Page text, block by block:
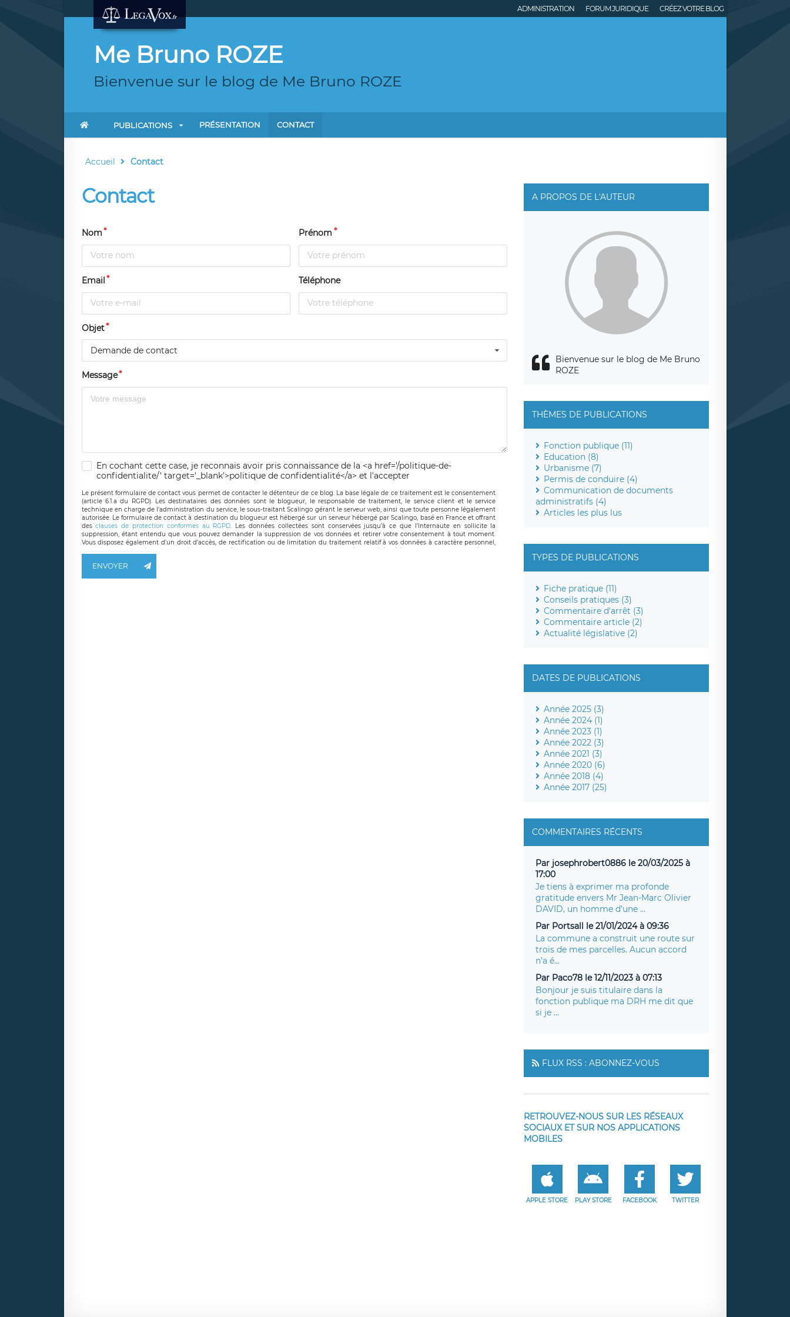
ADMINISTRATION FORUM JURIDIQUE CRÉEZ VOTRE BLOG
Me Bruno ROZE
Bienvenue sur le blog de Me Bruno ROZE
PUBLICATIONS PRÉSENTATION CONTACT
Accueil Contact
Contact
Nom Prénom
Email Téléphone
Objet
Demande de contact
Message
En cochant cette case, je reconnais avoir pris connaissance de la <a href='/politique-de-
confidentialite/' target='_blank'>politique de confidentialité</a> et l'accepter
Le présent formulaire de contact vous permet de contacter le détenteur de ce blog. La base légale de ce traitement est le consentement
(article 6.1.a du RGPD). Les destinataires des données sont le blogueur, le responsable de traitement, le service client et le service
technique en charge de l’administration du service, le sous-traitant Scalingo gérant le serveur web, ainsi que toute personne légalement
autorisée. Le formulaire de contact à destination du blogueur est hébergé sur un serveur hébergé par Scalingo, basé en France et offrant
desclauses de protection conformes au RGPD. Les données collectées sont conservées jusqu’à ce que l’Internaute en sollicite la
suppression, étant entendu que vous pouvez demander la suppression de vos données et retirer votre consentement à tout moment.
Vous disposez également d’un droit d’accès, de rectification ou de limitation du traitement relatif à vos données à caractère personnel,
responsable de traitement est la société LÉGAVOX, sis 9 rue Léopold Sédar Senghor, joignable à l’adresse mail :
ENVOYER
A PROPOS DE L'AUTEUR
Bienvenue sur le blog de Me Bruno
ROZE
THÈMES DE PUBLICATIONS
Fonction publique (11)
Education (8)
Urbanisme (7)
Permis de conduire (4)
Communication de documents
administratifs (4)
Articles les plus lus
TYPES DE PUBLICATIONS
Fiche pratique (11)
Conseils pratiques (3)
Commentaire d'arrêt (3)
Commentaire article (2)
Actualité législative (2)
DATES DE PUBLICATIONS
Année 2025 (3)
Année 2024 (1)
Année 2023 (1)
Année 2022 (3)
Année 2021 (3)
Année 2020 (6)
Année 2018 (4)
Année 2017 (25)
COMMENTAIRES RÉCENTS
Par josephrobert0886 le 20/03/2025 à
17:00
Je tiens à exprimer ma profonde
gratitude envers Mr Jean-Marc Olivier
DAVID, un homme d’une ...
Par Portsall le 21/01/2024 à 09:36
La commune a construit une route sur
trois de mes parcelles. Aucun accord
n’a é...
Par Paco78 le 12/11/2023 à 07:13
Bonjour je suis titulaire dans la
fonction publique ma DRH me dit que
si je ...
FLUX RSS : ABONNEZ-VOUS
RETROUVEZ-NOUS SUR LES RÉSEAUX
SOCIAUX ET SUR NOS APPLICATIONS
MOBILES
APPLE STORE PLAY STORE FACEBOOK TWITTER